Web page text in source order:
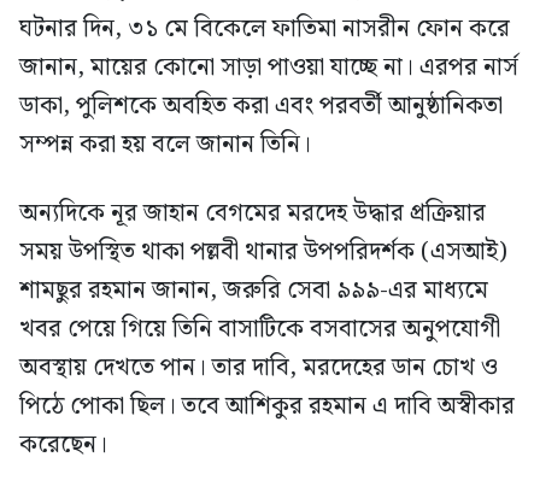
ঘটনার দিন, ৩১ মে বিকেলে ফাতিমা নাসরীন ফোন করে
জানান, মায়ের কোনো সাড়া পাওয়া যাচ্ছে না। এরপর নার্স
ডাকা, পুলিশকে অবহিত করা এবং পরবর্তী আনুষ্ঠানিকতা
সম্পন্ন করা হয় বলে জানান তিনি।
অন্যদিকে নূর জাহান বেগমের মরদেহ উদ্ধার প্রক্রিয়ার
সময় উপস্থিত থাকা পল্লবী থানার উপপরিদর্শক (এসআই)
শামছুর রহমান জানান, জরুরি সেবা ৯৯৯-এর মাধ্যমে
খবর পেয়ে গিয়ে তিনি বাসাটিকে বসবাসের অনুপযোগী
অবস্থায় দেখতে পান। তার দাবি, মরদেহের ডান চোখ ও
পিঠে পোকা ছিল। তবে আশিকুর রহমান এ দাবি অস্বীকার
করেছেন।